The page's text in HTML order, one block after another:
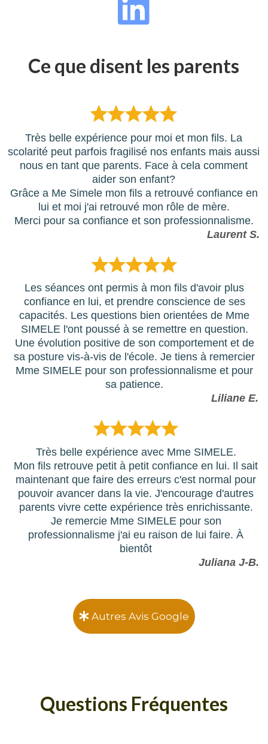
Ce que disent les parents
Très belle expérience pour moi et mon fils. La
scolarité peut parfois fragilisé nos enfants mais aussi
nous en tant que parents. Face à cela comment
aider son enfant?
Grâce a Me Simele mon fils a retrouvé confiance en
lui et moi j'ai retrouvé mon rôle de mère.
Merci pour sa confiance et son professionnalisme.
Laurent S.
Les séances ont permis à mon fils d'avoir plus
confiance en lui, et prendre conscience de ses
capacités. Les questions bien orientées de Mme
SIMELE l'ont poussé à se remettre en question.
Une évolution positive de son comportement et de
sa posture vis-à-vis de l'école. Je tiens à remercier
Mme SIMELE pour son professionnalisme et pour
sa patience.
Liliane E.
Très belle expérience avec Mme SIMELE.
Mon fils retrouve petit à petit confiance en lui. Il sait
maintenant que faire des erreurs c'est normal pour
pouvoir avancer dans la vie. J'encourage d'autres
parents vivre cette expérience très enrichissante.
Je remercie Mme SIMELE pour son
professionnalisme j'ai eu raison de lui faire. À
bientôt
Juliana J-B.
Autres Avis Google
Questions Fréquentes